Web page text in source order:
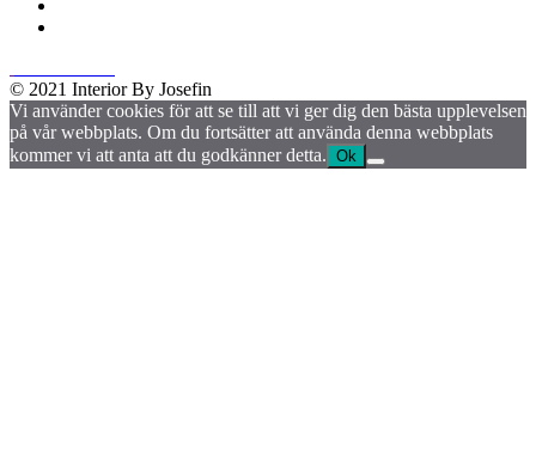
© 2021 Interior By Josefin
Vi använder cookies för att se till att vi ger dig den bästa upplevelsen
på vår webbplats. Om du fortsätter att använda denna webbplats
kommer vi att anta att du godkänner detta. Ok